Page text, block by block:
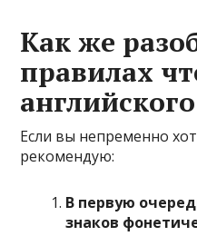
Как же
правилах
Если вы непременно
рекомендую:
В первую
знаков